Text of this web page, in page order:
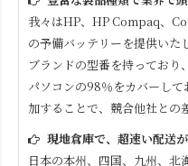
我々はHP、HP Compaq、
の予備バッテリーを提供いた
ブランドの型番を持っており
パソコンの98％をカバーし
加することで、競合他社との
現地倉庫で、超速い配送
日本の本州、四国、九州、北